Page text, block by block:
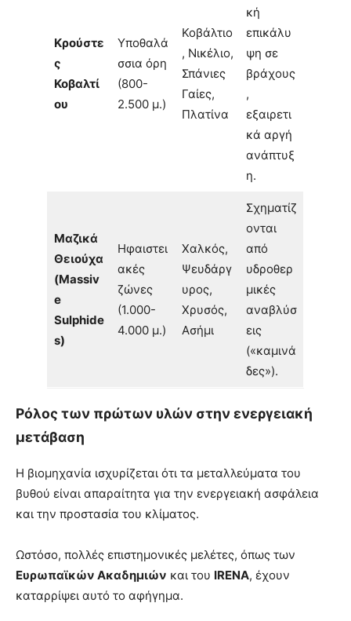
Κρούστε
ς
Κοβαλτί
ου
Υποθαλά
σσια όρη
(800-
2.500 μ.)
Κοβάλτιο
, Νικέλιο,
Σπάνιες
Γαίες,
Πλατίνα
κή
επικάλυ
ψη σε
βράχους
,
εξαιρετι
κά αργή
ανάπτυξ
η.
Μαζικά
Θειούχα
(Massiv
e
Sulphide
s)
Ηφαιστει
ακές
ζώνες
(1.000-
4.000 μ.)
Χαλκός,
Ψευδάργ
υρος,
Χρυσός,
Ασήμι
Σχηματίζ
ονται
από
υδροθερ
μικές
αναβλύσ
εις
(«καμινά
δες»).
Ρόλος των πρώτων υλών στην ενεργειακή
μετάβαση
Η βιομηχανία ισχυρίζεται ότι τα μεταλλεύματα του
βυθού είναι απαραίτητα για την ενεργειακή ασφάλεια
και την προστασία του κλίματος.
Ωστόσο, πολλές επιστημονικές μελέτες, όπως των
Ευρωπαϊκών Ακαδημιών και του IRENA, έχουν
καταρρίψει αυτό το αφήγημα.